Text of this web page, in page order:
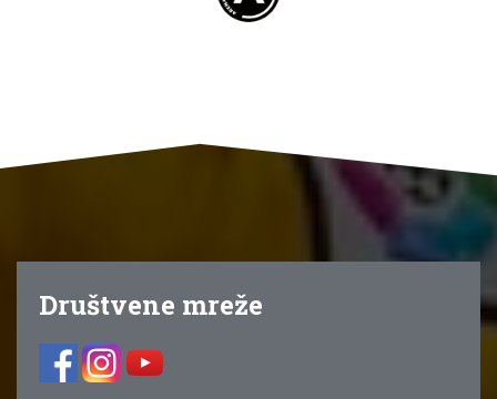
Društvene mreže